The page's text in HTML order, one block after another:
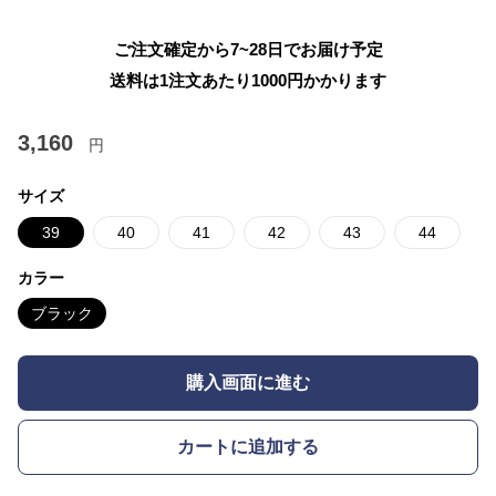
ご注文確定から7~28日でお届け予定
送料は1注文あたり 1000円かかります
3,160 円
サイズ
39 40 41 42 43 44
カラー
ブラック
購入画面に進む
カートに追加する